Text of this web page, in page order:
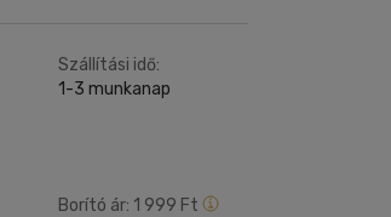
Szállítási idő:
1-3 munkanap
Borító ár: 1 999 Ft